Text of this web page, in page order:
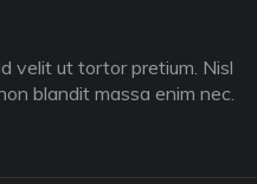
velit ut tortor pretium. Nisl
blandit massa enim nec.